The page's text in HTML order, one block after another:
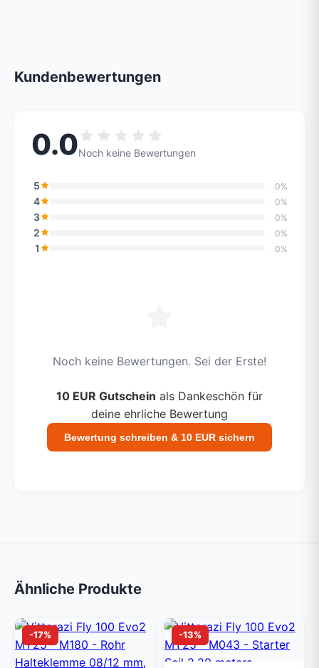
Kundenbewertungen
0.0Noch keine Bewertungen
5 0%
4 0%
3 0%
2 0%
1 0%
Noch keine Bewertungen. Sei der Erste!
10 EUR Gutschein als Dankeschön für
deine ehrliche Bewertung
Bewertung schreiben & 10 EUR sichern
Ähnliche Produkte
-17% -13%